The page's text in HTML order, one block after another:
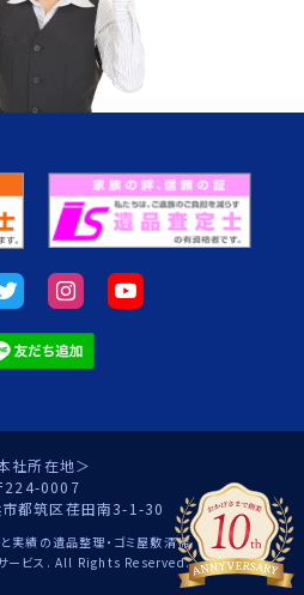
社所在地＞
224-0007
都筑区荏田南3-1-30
実績の遺品整理・ゴミ屋敷清掃
ービス. All Rights Reserved.